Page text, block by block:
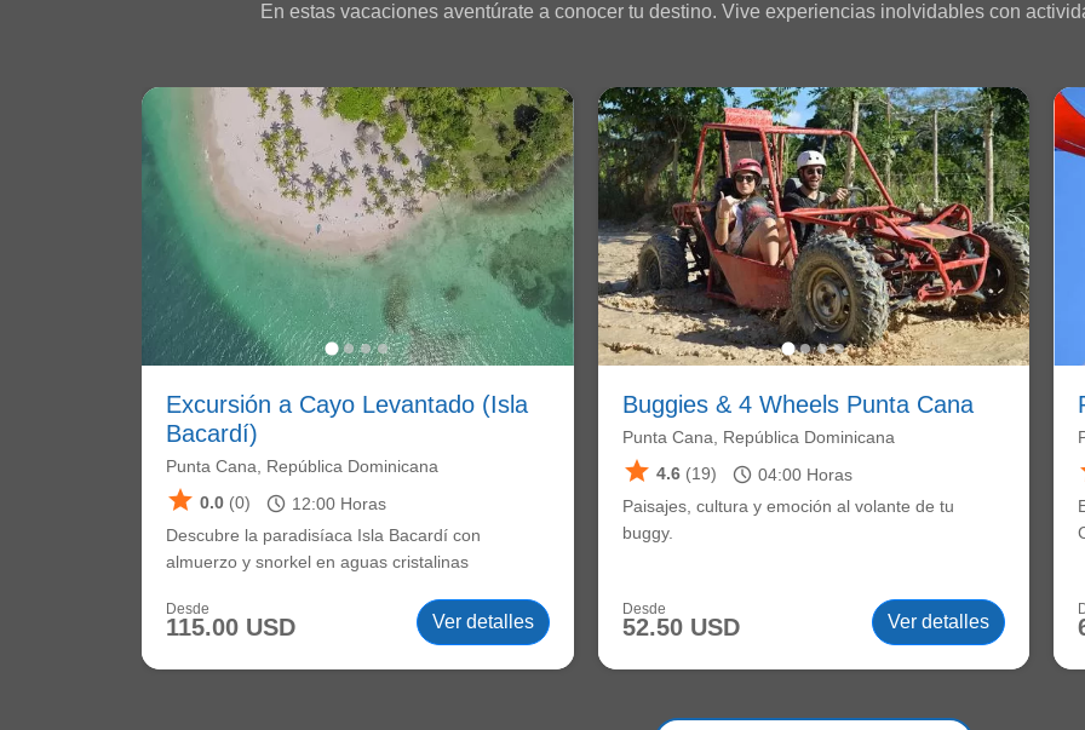
En estas vacaciones aventúrate a conocer tu destino. Vive experiencias inolvidables con
Excursión a Cayo Levantado (Isla
Bacardí)
Punta Cana, República Dominicana
star 0.0 (0) schedule 12:00 Horas
Descubre la paradisíaca Isla Bacardí con
almuerzo y snorkel en aguas cristalinas
Desde
115.00 USD Ver detalles
Buggies & 4 Wheels Punta Cana
Punta Cana, República Dominicana
star 4.6 (19) schedule 04:00 Horas
Paisajes, cultura y emoción al volante de tu
buggy.
Desde
52.50 USD Ver detalles